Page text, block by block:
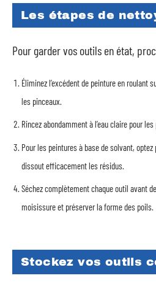
Les étapes de
Pour garder vos outils en état,
Éliminez l’excédent de peinture en roulant
les pinceaux.
Rincez abondamment à l’eau claire pour les
Pour les peintures à base de solvant,
dissout efficacement les résidus.
Séchez complètement chaque outil avant
moisissure et préserver la forme des poils.
Stockez vos outils